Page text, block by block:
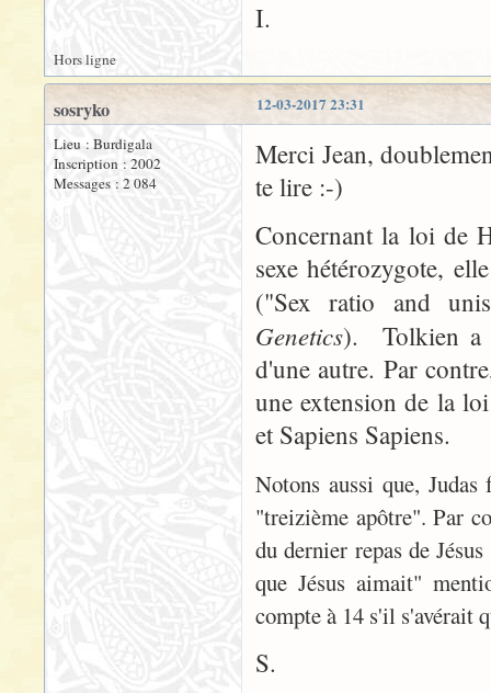
I.
Hors ligne
12-03-2017 23:31
sosryko
Lieu : Burdigala
Inscription : 2002
Messages : 2 084
Merci Jean,
te lire :-)
Concernant la loi de
sexe hétérozygote,
("Sex ratio and
Genetics). Tolkien a
d'une autre. Par
une extension de la
et Sapiens Sapiens.
Notons aussi que,
"treizième apôtre". Par
du dernier repas de
que Jésus aimait"
compte à 14 s'il s'avérait
S.